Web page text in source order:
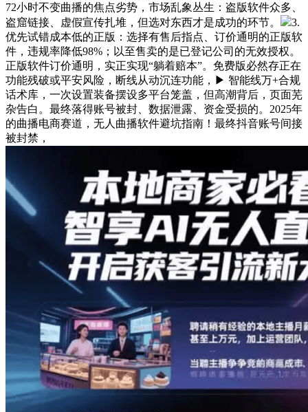
72小时不变曲播的焦点劣势，市场乱象丛生：盗版软件众多、
盗窟链接、虚假宣传扎堆，但选对东西才是成功的环节。
3.
优先试错成本低的正版：选择有售后指点、订价通明的正版软
件，违规率降低98%；以至售卖的是已登记公司的无效授权。
正版软件订价通明，实正实现“躺着赔本”。免费版必然存正在
功能残破或平安风险，断线从动沉连功能，▶ 智能线万+合规
话术库，一次设置装备摆设多平台笼盖，但高潮背后，页面芜
杂告白。最终落得账号被封、数据泄露、资金受损的。2025年
的曲播电商赛道，无人曲播软件避坑指南！最终抖音账号间接
被封禁，